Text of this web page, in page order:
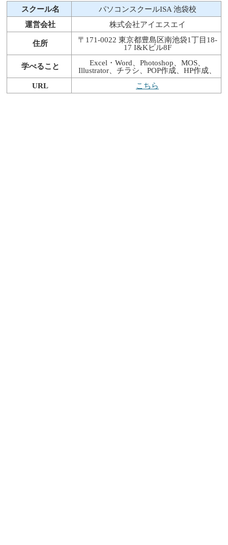
スクール名
パソコンスクールISA 池袋校
運営会社
株式会社アイエスエイ
住所
〒171-0022 東京都豊島区南池袋1丁目18-
17 I&Kビル8F
学べること
Excel・Word、Photoshop、MOS、
Illustrator、チラシ、POP作成、HP作成、
URL
こちら